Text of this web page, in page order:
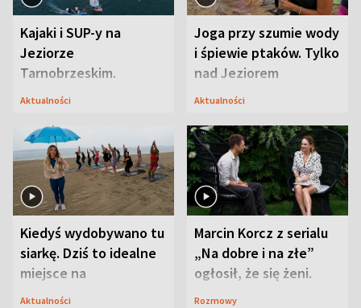
Kajaki i SUP-y na
Jeziorze
Tarnobrzeskim.
Przyrodnicy zwracają
Aktualności
Joga przy szumie wody
i śpiewie ptaków. Tylko
nad Jeziorem
Tarnobrzeskim
Aktualności
Kiedyś wydobywano tu
siarkę. Dziś to idealne
miejsce na
wypoczynek
Aktualności
Marcin Korcz z serialu
„Na dobre i na złe”
ogłosił, że się żeni.
Zdradził, co zmienił
Rozmowy